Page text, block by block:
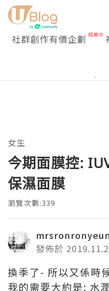
社群創作有價企劃
女生
今期面膜控:
保濕面膜
瀏覽次數:339
發佈於
換季了- 所以又係時
我的需要大約是: 水